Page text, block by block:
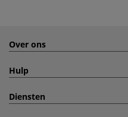
Over ons
Hulp
Diensten